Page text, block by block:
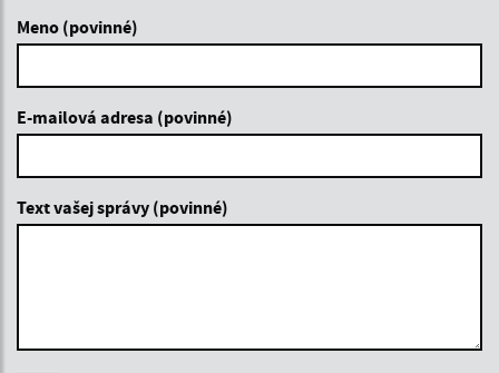
Meno (povinné)
E-mailová adresa (povinné)
Text vašej správy (povinné)